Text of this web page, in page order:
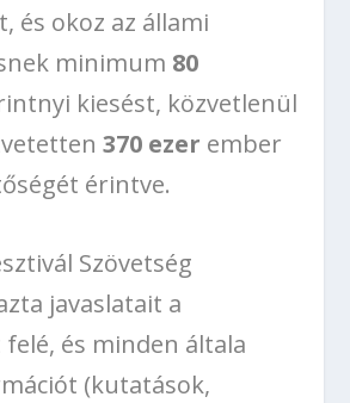
és okoz az állami
minimum 80
kiesést, közvetlenül
370 ezer ember
érintve.
Szövetség
javaslatait a
és minden általa
(kutatások,